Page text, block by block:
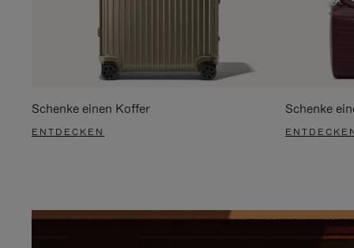
Schenke einen Koffer
ENTDECKEN
Schenke